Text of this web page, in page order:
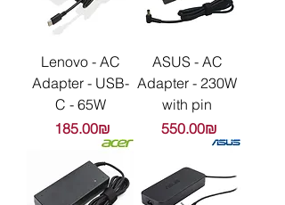
Lenovo - AC
Adapter - USB-
C - 65W
Цена
‏185.00 ‏₪
ASUS - AC
Adapter - 230W
with pin
Цена
‏550.00 ‏₪